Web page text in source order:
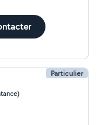
Particulier